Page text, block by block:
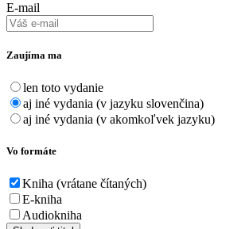
E-mail
Zaujíma ma
len toto vydanie
aj iné vydania (v jazyku slovenčina)
aj iné vydania (v akomkoľvek jazyku)
Vo formáte
Kniha (vrátane čítaných)
E-kniha
Audiokniha